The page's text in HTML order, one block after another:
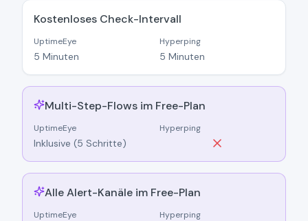
Kostenloses Check-Intervall
UptimeEye
5 Minuten
Hyperping
5 Minuten
Multi-Step-Flows im Free-Plan
UptimeEye
Inklusive (5 Schritte)
Hyperping
Alle Alert-Kanäle im Free-Plan
UptimeEye Hyperping